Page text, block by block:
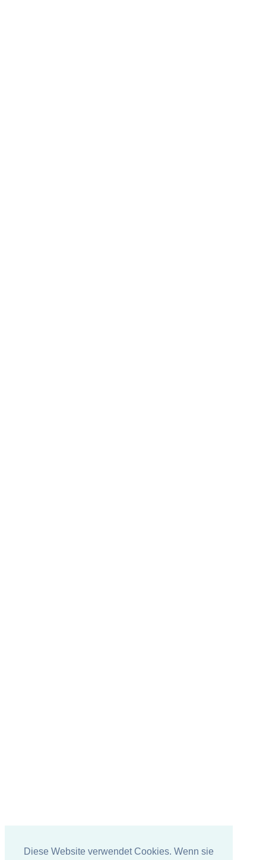
Diese Website verwendet Cookies. Wenn sie